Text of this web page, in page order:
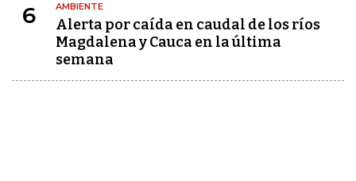
6 AMBIENTE
Alerta por caída en caudal de los ríos
Magdalena y Cauca en la última
semana